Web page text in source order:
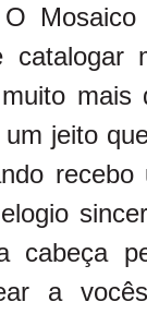
catalogar
jeito
cabeça
a